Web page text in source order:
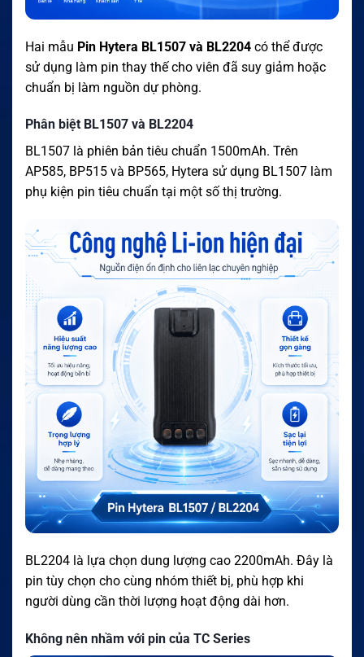
Hai mẫu Pin Hytera BL1507 và BL2204 có thể được
sử dụng làm pin thay thế cho viên đã suy giảm hoặc
chuẩn bị làm nguồn dự phòng.
Phân biệt BL1507 và BL2204
BL1507 là phiên bản tiêu chuẩn 1500mAh. Trên
AP585, BP515 và BP565, Hytera sử dụng BL1507 làm
phụ kiện pin tiêu chuẩn tại một số thị trường.
BL2204 là lựa chọn dung lượng cao 2200mAh. Đây là
pin tùy chọn cho cùng nhóm thiết bị, phù hợp khi
người dùng cần thời lượng hoạt động dài hơn.
Không nên nhầm với pin của TC Series